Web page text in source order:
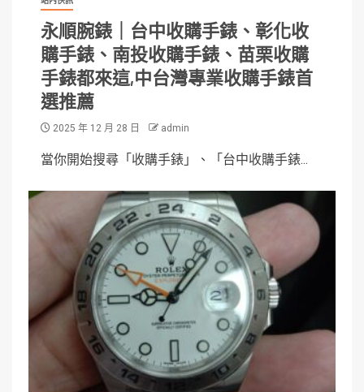
永順腕錶｜台中收購手錶、彰化收
購手錶、南投收購手錶、苗栗收購
手錶都來這,中台灣專業收購手錶首
選推薦
2025 年 12 月 28 日 admin
當你開始搜尋「收購手錶」、「台中收購手錶...